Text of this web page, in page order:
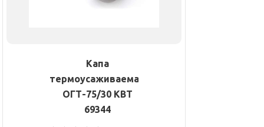
Капа
термоусаживаемая
ОГТ-75/30 КВТ
69344